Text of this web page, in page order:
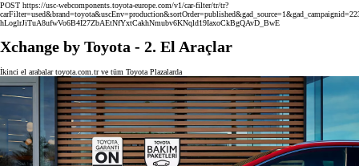
POST https://usc-webcomponents.toyota-europe.com/v1/car-filter/tr/tr?
hLoglrJiTuA8ufwVo6B4I27ZbAEtNfYxtCakhNmubv6KNqld19IaxoCkBgQAvD_BwE
Xchange by Toyota - 2. El Araçlar
İkinci el arabalar toyota.com.tr ve tüm Toyota Plazalarda